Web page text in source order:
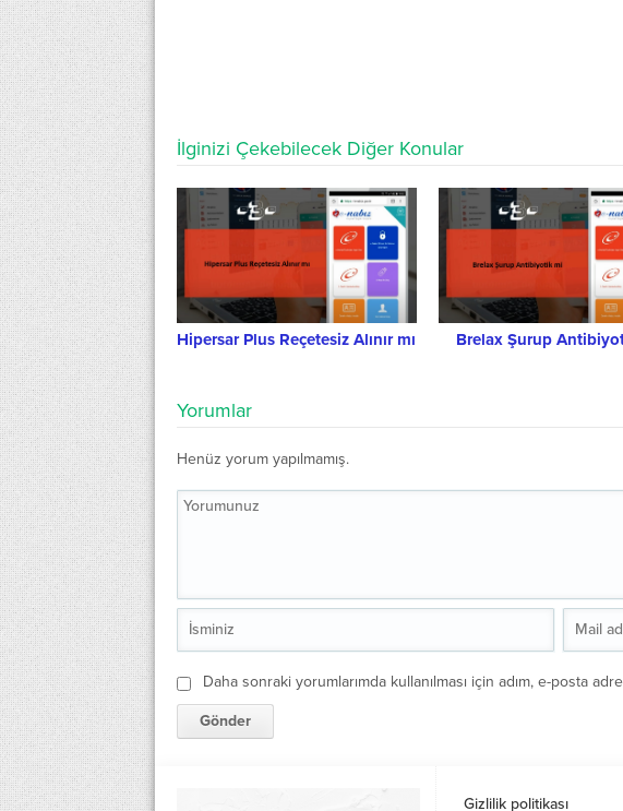
İlginizi Çekebilecek Diğer Konular
Hipersar Plus Reçetesiz Alınır mı Brelax Şurup
Yorumlar
Henüz yorum yapılmamış.
Daha sonraki yorumlarımda kullanılması için adım, e-posta
Gizlilik politikası